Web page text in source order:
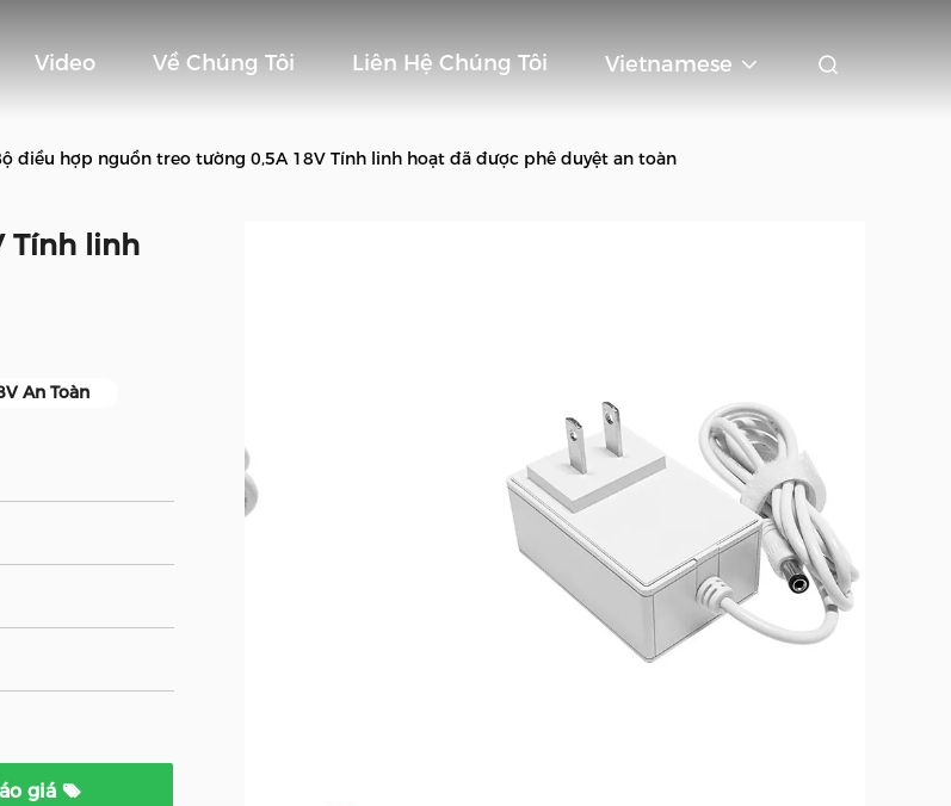
Video Về Chúng Tôi Liên Hệ Chúng Tôi Vietnamese
điều hợp nguồn treo tường 0,5A 18V Tính linh hoạt đã được phê duyệt an toàn
Tính linh
An Toàn
giá